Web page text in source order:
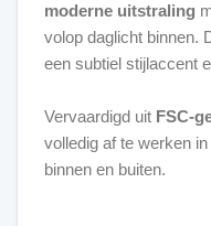
moderne uitstraling
volop daglicht binnen.
een subtiel stijlaccent
Vervaardigd uit FSC-
volledig af te werken
binnen en buiten.